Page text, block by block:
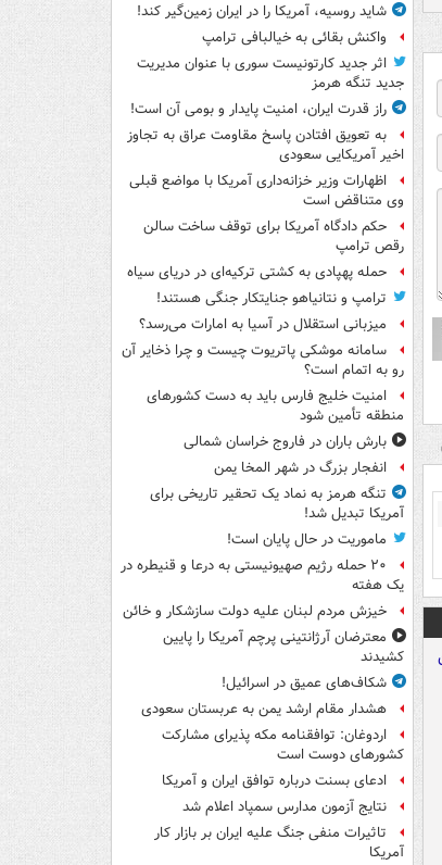
شاید روسیه، آمریکا را در ایران زمین‌گیر کند!
واکنش بقائی به خیالبافی ترامپ
اثر جدید کارتونیست سوری با عنوان مدیریت
جدید تنگه هرمز
راز قدرت ایران، امنیت پایدار و بومی آن است!
به تعویق افتادن پاسخ مقاومت عراق به تجاوز
اخیر آمریکایی سعودی
اظهارات وزیر خزانه‌داری آمریکا با مواضع قبلی
وی متناقض است
حکم دادگاه آمریکا برای توقف ساخت سالن
رقص ترامپ
حمله پهپادی به کشتی ترکیه‌ای در دریای سیاه
ترامپ و نتانیاهو جنایتکار جنگی هستند!
میزبانی استقلال در آسیا به امارات می‌رسد؟
سامانه موشکی پاتریوت چیست و چرا ذخایر آن
رو به اتمام است؟
امنیت خلیج فارس باید به دست کشورهای
منطقه تأمین شود
بارش باران در فاروج خراسان شمالی
انفجار بزرگ در شهر المخا یمن
تنگه هرمز به نماد یک تحقیر تاریخی برای
آمریکا تبدیل شد!
ماموریت در حال پایان است!
۲۰ حمله رژیم صهیونیستی به درعا و قنیطره در
یک هفته
خیزش مردم لبنان علیه دولت سازشکار و خائن
معترضان آرژانتینی پرچم آمریکا را پایین
کشیدند
شکاف‌های عمیق در اسرائیل!
هشدار مقام ارشد یمن به عربستان سعودی
اردوغان: توافقنامه مکه پذیرای مشارکت
کشورهای دوست است
ادعای بسنت درباره توافق ایران و آمریکا
نتایج آزمون مدارس سمپاد اعلام شد
تاثیرات منفی جنگ علیه ایران بر بازار کار
آمریکا